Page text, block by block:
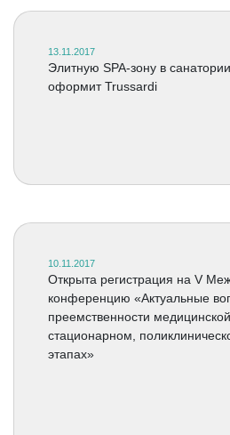
13.11.2017
Элитную SPA-зону в
оформит Trussardi
10.11.2017
Открыта регистрация на V
конференцию «Актуальные
преемственности
стационарном,
этапах»